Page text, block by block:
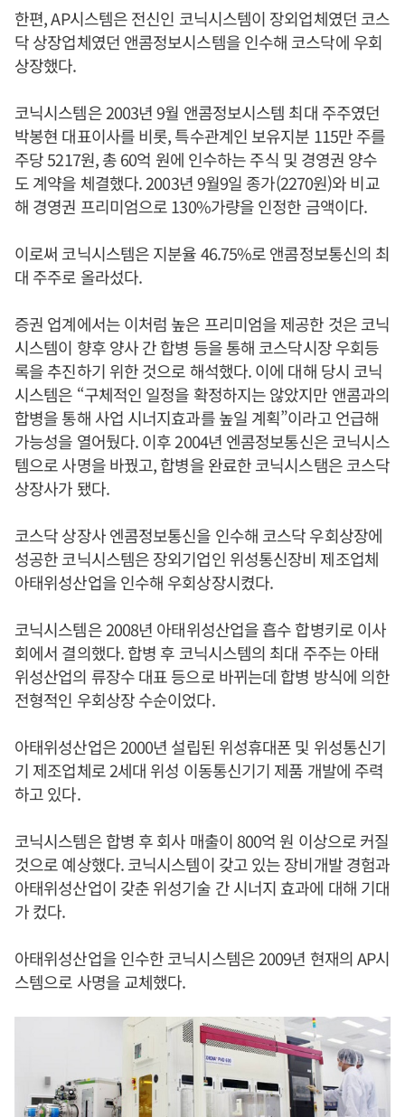
한편, AP시스템은 전신인 코닉시스템이 장외업체였던 코스
닥 상장업체였던 앤콤정보시스템을 인수해 코스닥에 우회
상장했다.
코닉시스템은 2003년 9월 앤콤정보시스템 최대 주주였던
박봉현 대표이사를 비롯, 특수관계인 보유지분 115만 주를
주당 5217원, 총 60억 원에 인수하는 주식 및 경영권 양수
도 계약을 체결했다. 2003년 9월9일 종가(2270원)와 비교
해 경영권 프리미엄으로 130%가량을 인정한 금액이다.
이로써 코닉시스템은 지분율 46.75%로 앤콤정보통신의 최
대 주주로 올라섰다.
증권 업계에서는 이처럼 높은 프리미엄을 제공한 것은 코닉
시스템이 향후 양사 간 합병 등을 통해 코스닥시장 우회등
록을 추진하기 위한 것으로 해석했다. 이에 대해 당시 코닉
시스템은 “구체적인 일정을 확정하지는 않았지만 앤콤과의
합병을 통해 사업 시너지효과를 높일 계획”이라고 언급해
가능성을 열어뒀다. 이후 2004년 엔콤정보통신은 코닉시스
템으로 사명을 바꿨고, 합병을 완료한 코닉시스탬은 코스닥
상장사가 됐다.
코스닥 상장사 엔콤정보통신을 인수해 코스닥 우회상장에
성공한 코닉시스템은 장외기업인 위성통신장비 제조업체
아태위성산업을 인수해 우회상장시켰다.
코닉시스템은 2008년 아태위성산업을 흡수 합병키로 이사
회에서 결의했다. 합병 후 코닉시스템의 최대 주주는 아태
위성산업의 류장수 대표 등으로 바뀌는데 합병 방식에 의한
전형적인 우회상장 수순이었다.
아태위성산업은 2000년 설립된 위성휴대폰 및 위성통신기
기 제조업체로 2세대 위성 이동통신기기 제품 개발에 주력
하고 있다.
코닉시스템은 합병 후 회사 매출이 800억 원 이상으로 커질
것으로 예상했다. 코닉시스템이 갖고 있는 장비개발 경험과
아태위성산업이 갖춘 위성기술 간 시너지 효과에 대해 기대
가 컸다.
아태위성산업을 인수한 코닉시스템은 2009년 현재의 AP시
스템으로 사명을 교체했다.